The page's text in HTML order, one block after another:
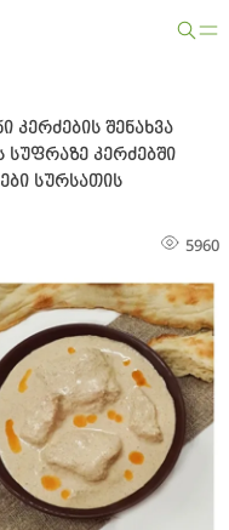
კერძების შენახვა
სუფრაზე კერძებში
სურსათის
5960